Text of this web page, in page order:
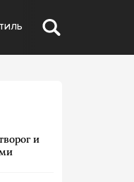
и